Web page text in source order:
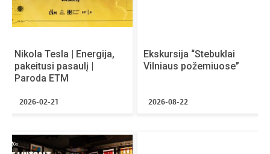
Nikola Tesla | Energija,
pakeitusi pasaulį |
Paroda ETM
2026-02-21
Ekskursija “Stebuklai
Vilniaus požemiuose”
2026-08-22